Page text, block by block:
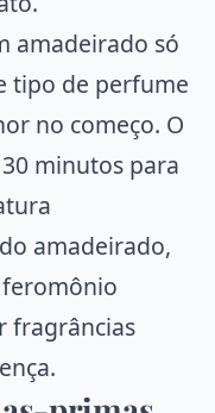
amadeirado só
tipo de perfume
no começo. O
minutos para
amadeirado,
fragrâncias